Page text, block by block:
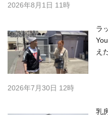
2026年8月1日 11時
ラ
え
2026年7月30日 12時
乳